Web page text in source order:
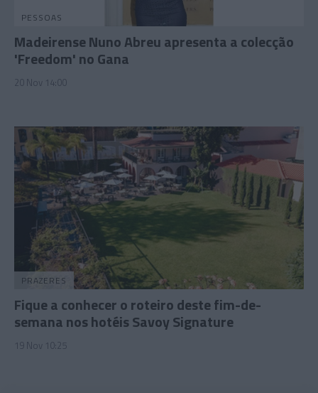
PESSOAS
Madeirense Nuno Abreu apresenta a colecção
'Freedom' no Gana
20 Nov 14:00
PRAZERES
Fique a conhecer o roteiro deste fim-de-
semana nos hotéis Savoy Signature
19 Nov 10:25